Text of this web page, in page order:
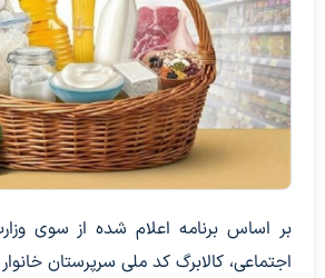
بر اساس برنامه اعلام شده از سوی